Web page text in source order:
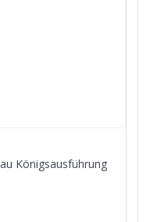
Königsausführung